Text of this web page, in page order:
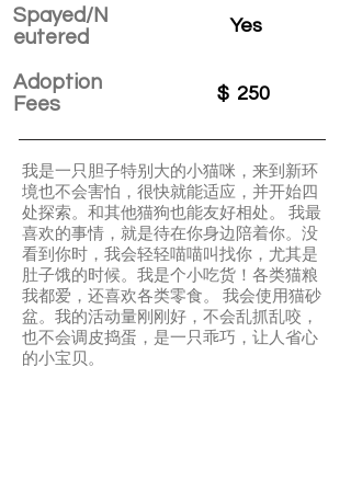
Spayed/N
eutered
Adoption
Fees
Yes
$ 250
我是一只胆子特别大的小猫咪，来到新环
境也不会害怕，很快就能适应，并开始四
处探索。和其他猫狗也能友好相处。 我最
喜欢的事情，就是待在你身边陪着你。没
看到你时，我会轻轻喵喵叫找你，尤其是
肚子饿的时候。我是个小吃货！各类猫粮
我都爱，还喜欢各类零食。 我会使用猫砂
盆。我的活动量刚刚好，不会乱抓乱咬，
也不会调皮捣蛋，是一只乖巧，让人省心
的小宝贝。